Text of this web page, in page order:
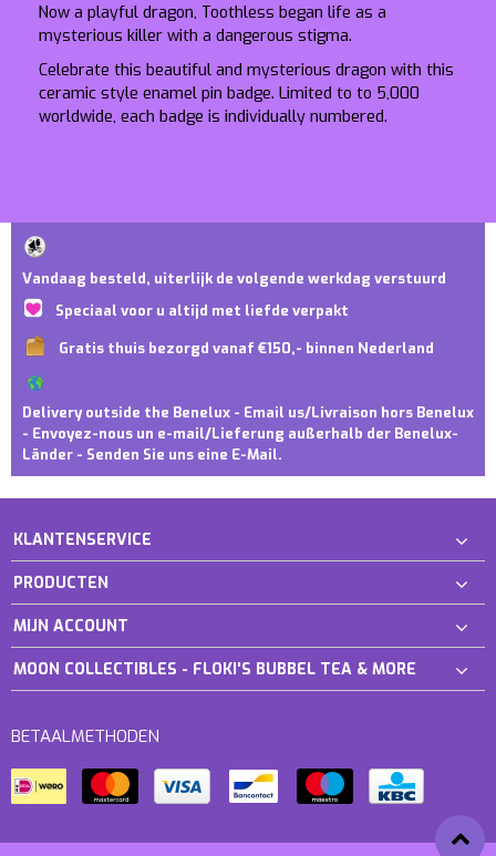
Now a playful dragon, Toothless began life as a
mysterious killer with a dangerous stigma.
Celebrate this beautiful and mysterious dragon with this
ceramic style enamel pin badge. Limited to to 5,000
worldwide, each badge is individually numbered.
Vandaag besteld, uiterlijk de volgende werkdag verstuurd
Speciaal voor u altijd met liefde verpakt
Gratis thuis bezorgd vanaf €150,- binnen Nederland
Delivery outside the Benelux - Email us/Livraison hors Benelux
- Envoyez-nous un e-mail/Lieferung außerhalb der Benelux-
Länder - Senden Sie uns eine E-Mail.
KLANTENSERVICE
PRODUCTEN
MIJN ACCOUNT
MOON COLLECTIBLES - FLOKI'S BUBBEL TEA & MORE
BETAALMETHODEN